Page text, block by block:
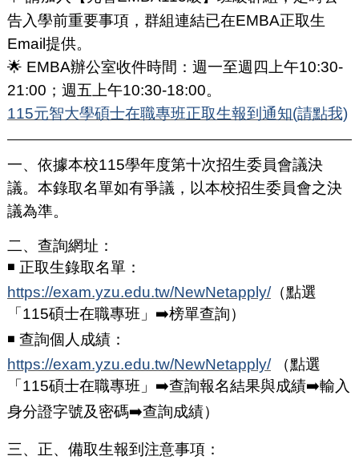
告入學前重要事項，群組連結已在EMBA正取生
Email提供。
🌟 EMBA辦公室收件時間：週一至週四上午10:30-
21:00；週五上午10:30-18:00。
115元智大學碩士在職專班正取生報到通知(請點我)
一、依據本校115學年度第十次招生委員會議決
議。本錄取名單如有爭議，以本校招生委員會之決
議為準。
二、查詢網址：
◾ 正取生錄取名單：
https://exam.yzu.edu.tw/NewNetapply/（點選
「115碩士在職專班」➡️榜單查詢）
◾ 查詢個人成績：
https://exam.yzu.edu.tw/NewNetapply/（點選
「115碩士在職專班」➡️查詢報名結果與成績➡️輸入
身分證字號及密碼➡️查詢成績）
三、正、備取生報到注意事項：